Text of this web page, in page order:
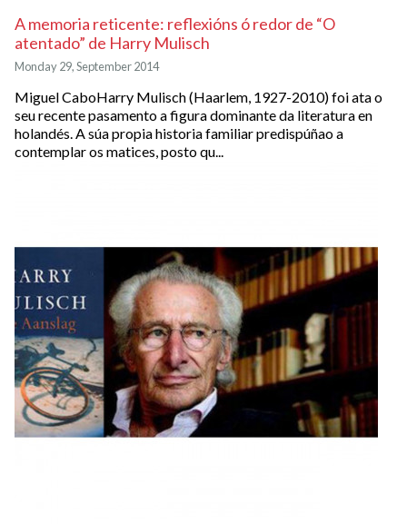
A memoria reticente: reflexións ó redor de “O
atentado” de Harry Mulisch
Monday 29, September 2014
Miguel CaboHarry Mulisch (Haarlem, 1927-2010) foi ata o
seu recente pasamento a figura dominante da literatura en
holandés. A súa propia historia familiar predispúñao a
contemplar os matices, posto qu...